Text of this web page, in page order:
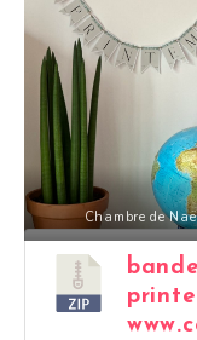
Chambre de